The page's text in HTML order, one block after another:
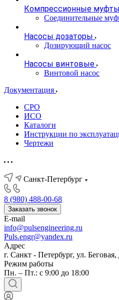
Компрессионные
Соединительные
Насосы дозаторы
Дозирующий насос
Насосы винтовые
Винтовой насос
Документация
СРО
ИСО
Каталоги
Инструкции по
Чертежи
Санкт-Петербург
8 (980) 488-00-68
Заказать звонок
E-mail
info@pulsengineering.ru
Puls.engr@yandex.ru
Адрес
г. Санкт - Петербург, ул.
Режим работы
Пн. – Пт.: с 9:00 до 18:00